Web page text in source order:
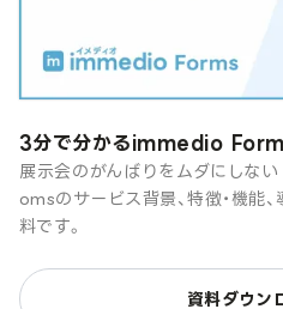
3分で分かるimmedio
展示会のがんばりをムダにしな
omsのサービス背景、特徴・機能
料です。
資料ダウン